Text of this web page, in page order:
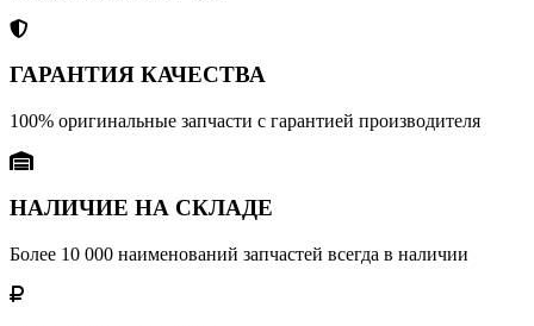
ГАРАНТИЯ КАЧЕСТВА
100% оригинальные запчасти с гарантией производителя
НАЛИЧИЕ НА СКЛАДЕ
Более 10 000 наименований запчастей всегда в наличии